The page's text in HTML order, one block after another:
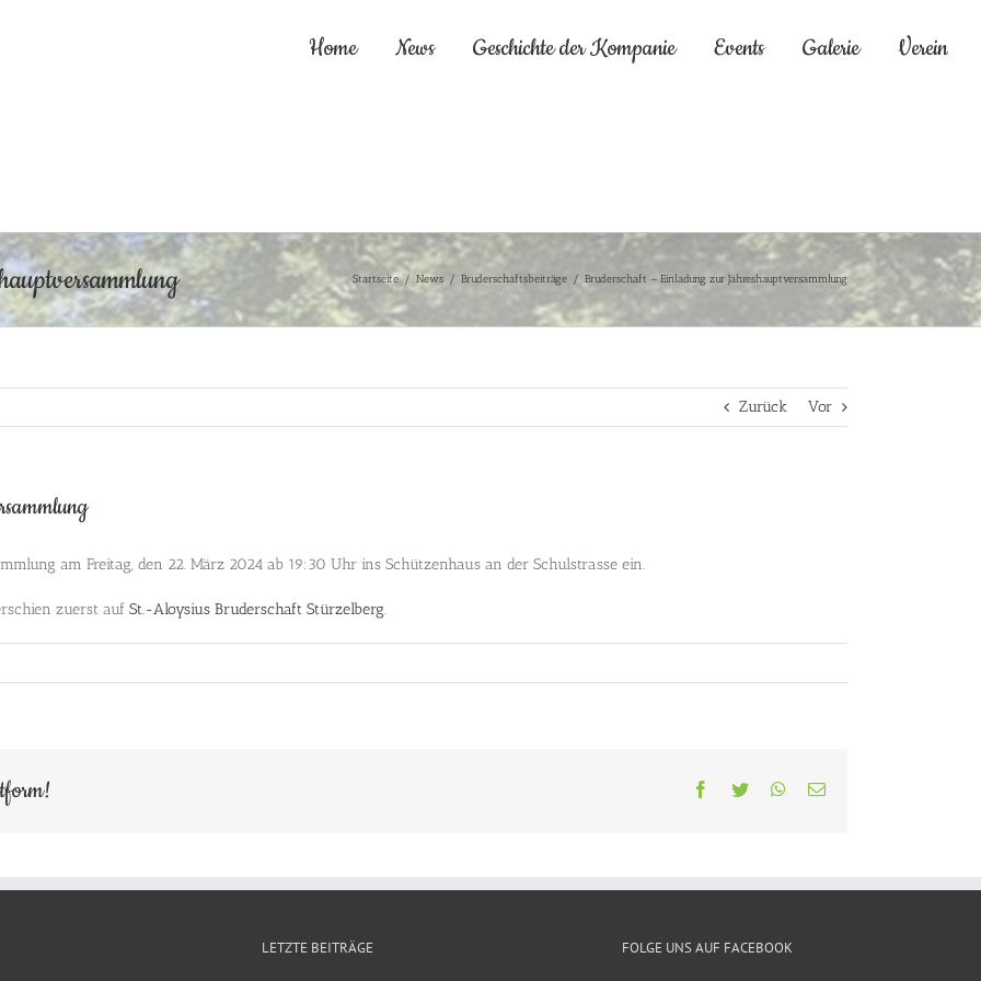
Home News Geschichte der Kompanie Events Galerie Verein
Startseite / News / Bruderschaftsbeiträge / Bruderschaft – Einladung zur Jahreshauptversammlung
Zurück Vor
am Freitag, den 22. März 2024 ab 19:30 Uhr ins Schützenhaus an der Schulstrasse ein.
zuerst auf St.-Aloysius Bruderschaft Stürzelberg.
Facebook
Twitter WhatsApp
E-
LETZTE BEITRÄGE FOLGE UNS AUF FACEBOOK